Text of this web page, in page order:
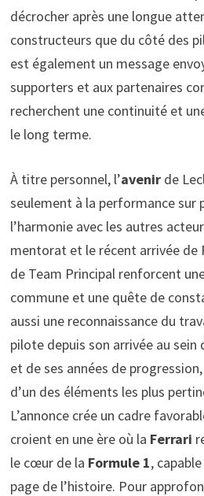
décrocher après une longue
constructeurs que du côté des
est également un message
supporters et aux partenaires
recherchent une continuité et
le long terme.
À titre personnel, l’avenirde
seulement à la performance sur
l’harmonie avec les autres
mentorat et le récent arrivée de
de Team Principal renforcent
commune et une quête de
aussi une reconnaissance du
pilote depuis son arrivée au sein
et de ses années de
d’un des éléments les plus
L’annonce crée un cadre
croient en une ère où la Ferrari
le cœur de la Formule 1,
page de l’histoire. Pour